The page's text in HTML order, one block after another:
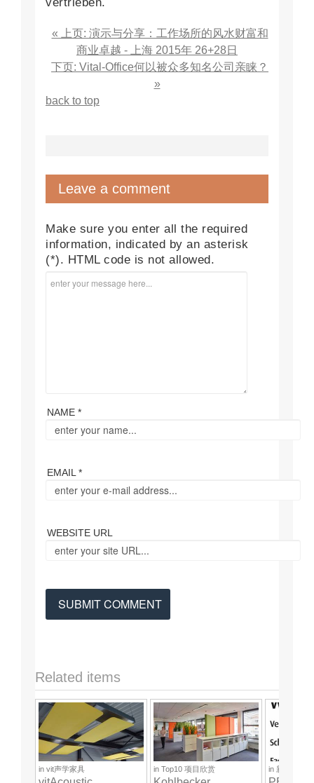
« 上页: 演示与分享：工作场所的风水财富和
商业卓越 - 上海 2015年 26+28日
下页: Vital-Office何以被众多知名公司亲睐？
»
back to top
Leave a comment
Make sure you enter all the required
information, indicated by an asterisk
(*). HTML code is not allowed.
NAME *
EMAIL *
WEBSITE URL
Related items
/a>
in vit声学家具 /a>
in Top10 项目欣赏 /a>
in 新闻中心